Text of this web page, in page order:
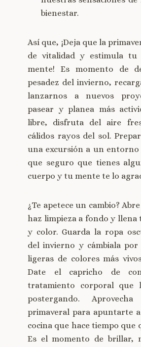
bienestar.
Así que, ¡Deja que la
de vitalidad y estimula
mente! Es momento de
pesadez del invierno,
lanzarnos a nuevos
pasear y planea más
libre, disfruta del aire
cálidos rayos del sol.
una excursión a un entorno
que seguro que tienes
cuerpo y tu mente te lo
¿Te apetece un cambio?
haz limpieza a fondo y llena
y color. Guarda la ropa
del invierno y cámbiala por
ligeras de colores más
Date el capricho de
tratamiento corporal que
postergando.
primaveral para apuntarte
cocina que hace tiempo que
Es el momento de brillar,